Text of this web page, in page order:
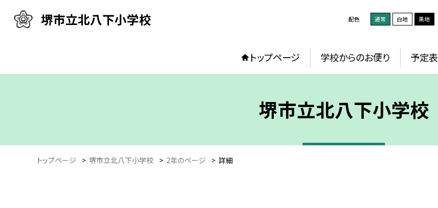
堺市立北八下小学校 配色 通常 白地 黒地
トップページ 学校からのお便り 予定表
堺市立北八下小学校
トップページ > 堺市立北八下小学校 > 2年のページ > 詳細